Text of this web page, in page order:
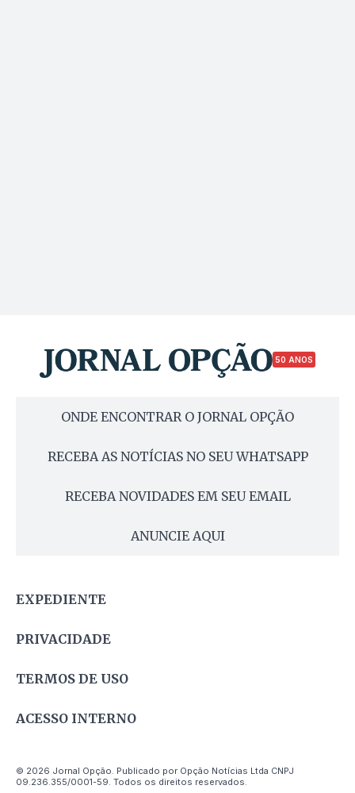
50 ANOS
ONDE ENCONTRAR O JORNAL OPÇÃO
RECEBA AS NOTÍCIAS NO SEU WHATSAPP
RECEBA NOVIDADES EM SEU EMAIL
ANUNCIE AQUI
EXPEDIENTE
PRIVACIDADE
TERMOS DE USO
ACESSO INTERNO
© 2026 Jornal Opção. Publicado por Opção Notícias Ltda CNPJ
09.236.355/0001-59. Todos os direitos reservados.